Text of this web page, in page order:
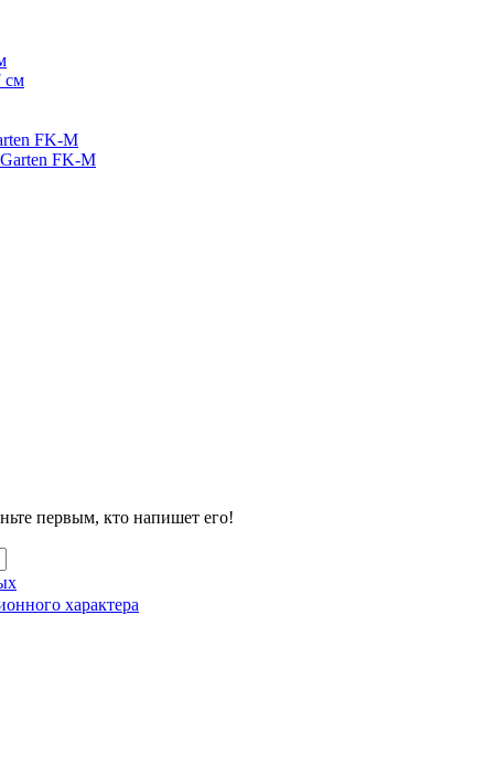
FK-M
первым, кто напишет его!
характера